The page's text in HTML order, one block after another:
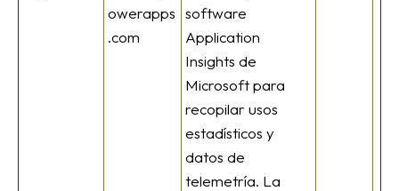
owerapps
.com
software
Application
Insights de
Microsoft para
recopilar usos
estadísticos y
datos de
telemetría. La